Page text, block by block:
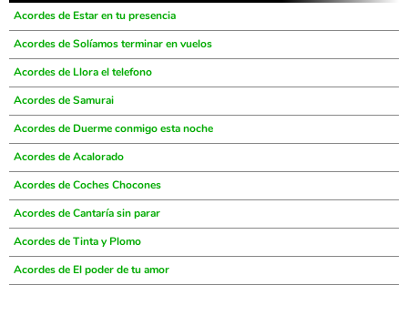
Acordes de Estar en tu presencia
Acordes de Solíamos terminar en vuelos
Acordes de Llora el telefono
Acordes de Samurai
Acordes de Duerme conmigo esta noche
Acordes de Acalorado
Acordes de Coches Chocones
Acordes de Cantaría sin parar
Acordes de Tinta y Plomo
Acordes de El poder de tu amor